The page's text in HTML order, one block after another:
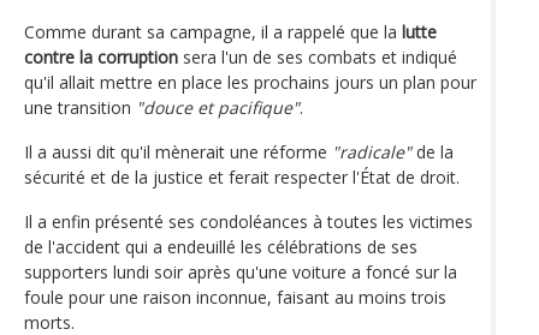
Comme durant sa campagne, il a rappelé que la lutte
contre la corruption sera l'un de ses combats et indiqué
qu'il allait mettre en place les prochains jours un plan pour
une transition "douce et pacifique".
Il a aussi dit qu'il mènerait une réforme "radicale"de la
sécurité et de la justice et ferait respecter l'État de droit.
Il a enfin présenté ses condoléances à toutes les victimes
de l'accident qui a endeuillé les célébrations de ses
supporters lundi soir après qu'une voiture a foncé sur la
foule pour une raison inconnue, faisant au moins trois
morts.